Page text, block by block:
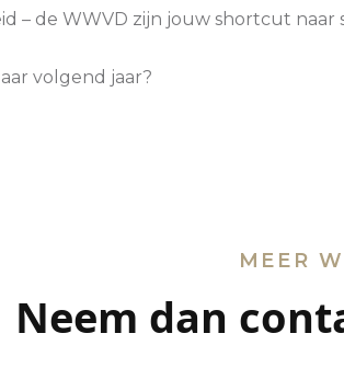
– de WWVD zijn jouw shortcut naar
volgend jaar?
MEER
Neem dan